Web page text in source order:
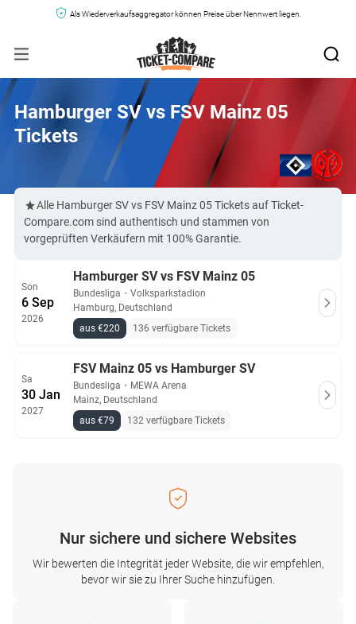
Als Wiederverkaufsaggregator können Preise über Nennwert liegen.
Hamburger SV vs FSV Mainz 05
Tickets
Alle Hamburger SV vs FSV Mainz 05 Tickets auf Ticket-
Compare.com sind authentisch und stammen von
vorgeprüften Verkäufern mit 100% Garantie.
Son
6 Sep
2026
Hamburger SV vs FSV Mainz 05
Bundesliga ・ Volksparkstadion
Hamburg, Deutschland
aus €220
136 verfügbare Tickets
Sa
30 Jan
2027
FSV Mainz 05 vs Hamburger SV
Bundesliga ・ MEWA Arena
Mainz, Deutschland
aus €79
132 verfügbare Tickets
Nur sichere und sichere Websites
Wir bewerten die Integrität jeder Website, die wir empfehlen,
bevor wir sie zu Ihrer Suche hinzufügen.